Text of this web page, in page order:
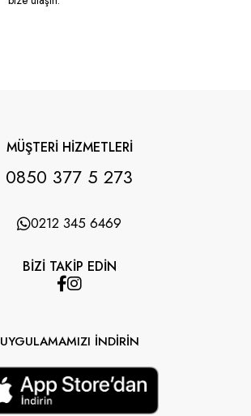
MÜŞTERİ HİZMETLERİ
0850 377 5 273
0212 345 6469
BİZİ TAKİP EDİN
UYGULAMAMIZI İNDİRİN